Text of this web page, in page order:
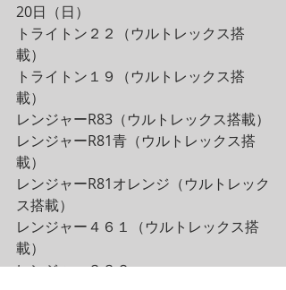
20日（日）
トライトン２２（ウルトレックス搭
載）
トライトン１９（ウルトレックス搭
載）
レンジャーR83（ウルトレックス搭載）
レンジャーR81青（ウルトレックス搭
載）
レンジャーR81オレンジ（ウルトレック
ス搭載）
レンジャー４６１（ウルトレックス搭
載）
レンジャー３３２